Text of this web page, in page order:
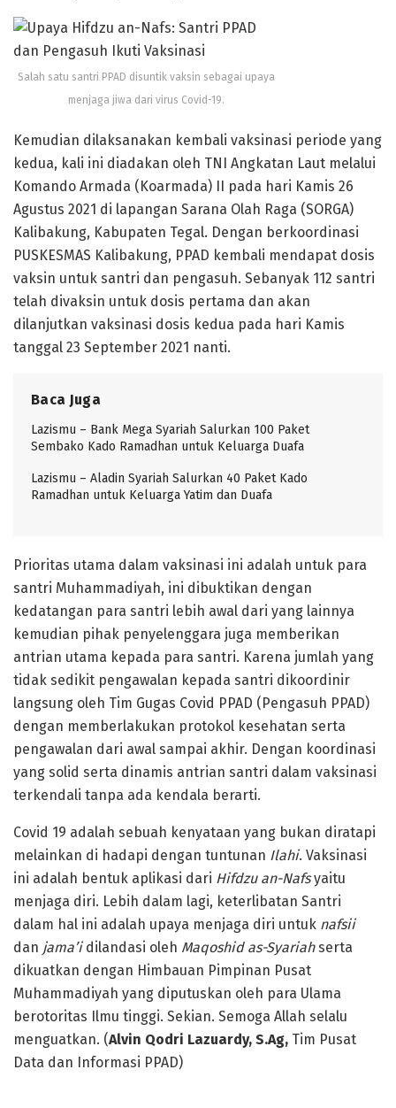
Salah satu santri PPAD disuntik vaksin sebagai upaya
menjaga jiwa dari virus Covid-19.
Kemudian dilaksanakan kembali vaksinasi periode yang
kedua, kali ini diadakan oleh TNI Angkatan Laut melalui
Komando Armada (Koarmada) II pada hari Kamis 26
Agustus 2021 di lapangan Sarana Olah Raga (SORGA)
Kalibakung, Kabupaten Tegal. Dengan berkoordinasi
PUSKESMAS Kalibakung, PPAD kembali mendapat dosis
vaksin untuk santri dan pengasuh. Sebanyak 112 santri
telah divaksin untuk dosis pertama dan akan
dilanjutkan vaksinasi dosis kedua pada hari Kamis
tanggal 23 September 2021 nanti.
Baca Juga
Lazismu – Bank Mega Syariah Salurkan 100 Paket
Sembako Kado Ramadhan untuk Keluarga Duafa
Lazismu – Aladin Syariah Salurkan 40 Paket Kado
Ramadhan untuk Keluarga Yatim dan Duafa
Prioritas utama dalam vaksinasi ini adalah untuk para
santri Muhammadiyah, ini dibuktikan dengan
kedatangan para santri lebih awal dari yang lainnya
kemudian pihak penyelenggara juga memberikan
antrian utama kepada para santri. Karena jumlah yang
tidak sedikit pengawalan kepada santri dikoordinir
langsung oleh Tim Gugas Covid PPAD (Pengasuh PPAD)
dengan memberlakukan protokol kesehatan serta
pengawalan dari awal sampai akhir. Dengan koordinasi
yang solid serta dinamis antrian santri dalam vaksinasi
terkendali tanpa ada kendala berarti.
Covid 19 adalah sebuah kenyataan yang bukan diratapi
melainkan di hadapi dengan tuntunan Ilahi. Vaksinasi
ini adalah bentuk aplikasi dari Hifdzu an-Nafsyaitu
menjaga diri. Lebih dalam lagi, keterlibatan Santri
dalam hal ini adalah upaya menjaga diri untuk nafsii
dan jama’idilandasi oleh Maqoshid as-Syariahserta
dikuatkan dengan Himbauan Pimpinan Pusat
Muhammadiyah yang diputuskan oleh para Ulama
berotoritas Ilmu tinggi. Sekian. Semoga Allah selalu
menguatkan. (Alvin Qodri Lazuardy, S.Ag, Tim Pusat
Data dan Informasi PPAD)